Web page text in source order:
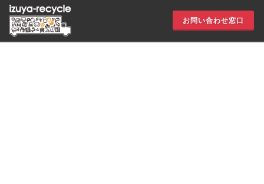
お問い合わせ窓口